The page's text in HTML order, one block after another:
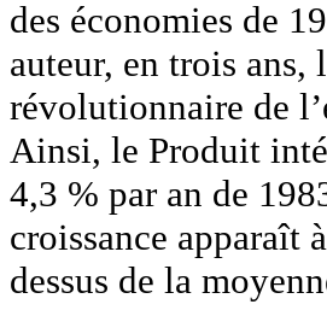
des économies de
auteur, en trois ans,
révolutionnaire de
Ainsi, le Produit
4,3 % par an de
croissance apparaît
dessus de la